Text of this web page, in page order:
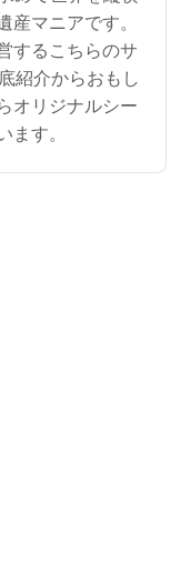
産マニアです。
するこちらのサ
紹介からおもし
オリジナルシー
ます。